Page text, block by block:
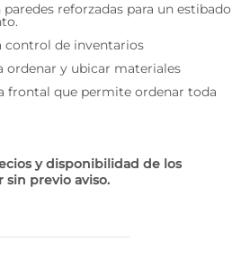
reforzadas para un estibado
control de inventarios
ordenar y ubicar materiales
frontal que permite ordenar toda
y disponibilidad de los
sin previo aviso.